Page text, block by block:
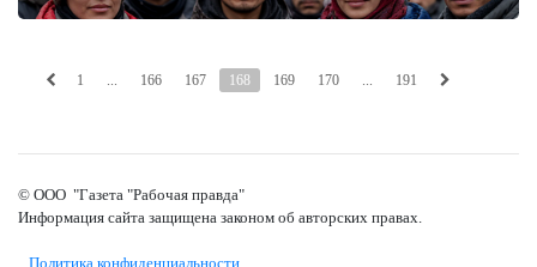
1 ... 166 167 168 169 170 ... 191
© ООО "Газета "Рабочая правда"
Информация сайта защищена законом об авторских правах.
Политика конфиденциальности